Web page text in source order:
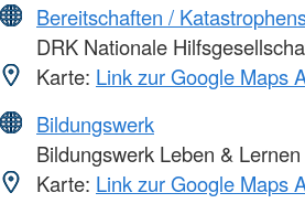
Bereitschaften /
DRK Nationale
Karte: Link zur Google Maps
Bildungswerk
Bildungswerk Leben & Lernen
Karte: Link zur Google Maps